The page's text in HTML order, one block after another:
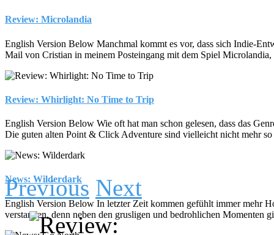
Review: Microlandia
English Version Below Manchmal kommt es vor, dass sich Indie-
Mail von Cristian in meinem Posteingang mit dem Spiel
Review: Whirlight: No Time to Trip
English Version Below Wie oft hat man schon gelesen, dass das
Die guten alten Point & Click Adventure sind vielleicht nicht mehr so
News: Wilderdark
English Version Below In letzter Zeit kommen gefühlt immer mehr
verstanden, denn neben den grusligen und bedrohlichen Momenten
Previous Next